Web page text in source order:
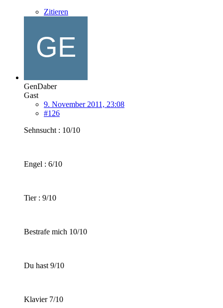
Zitieren
GenDaber
Gast
9. November 2011, 23:08
#126
Sehnsucht : 10/10
Engel : 6/10
Tier : 9/10
Bestrafe mich 10/10
Du hast 9/10
Klavier 7/10